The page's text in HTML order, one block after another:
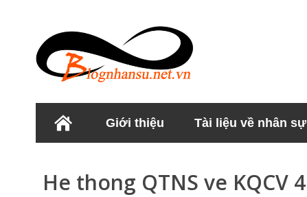
Giới thiệu Tài liệu về nhân sự
He thong QTNS ve KQCV 4